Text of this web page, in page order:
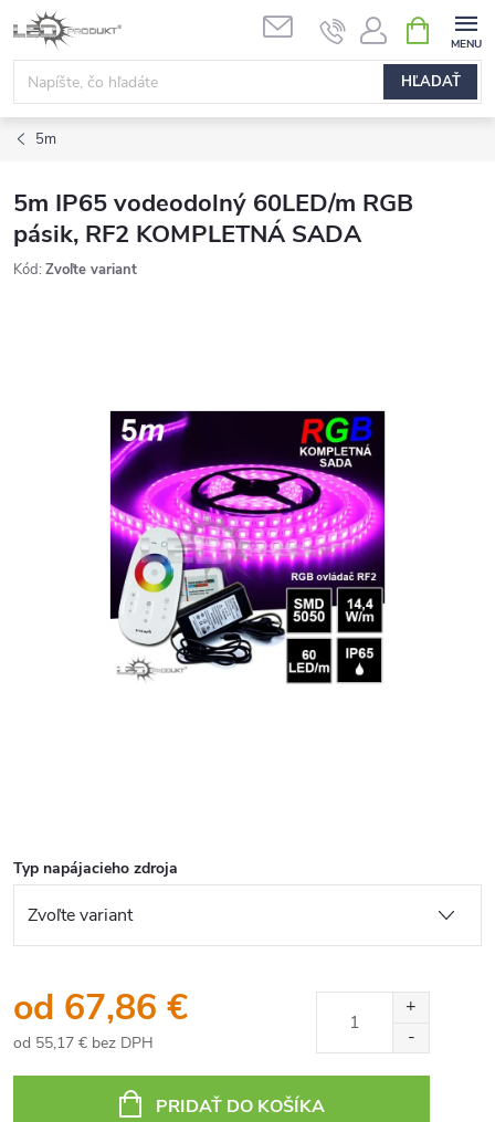
Prejsť
na
obsah
HĽADAŤ
KOŠÍK
5m
5m IP65 vodeodolný 60LED/m RGB
pásik, RF2 KOMPLETNÁ SADA
Kód: Zvoľte variant
Typ napájacieho zdroja
od 67,86 €
od 55,17 € bez DPH
cena:
PRIDAŤ DO KOŠÍKA